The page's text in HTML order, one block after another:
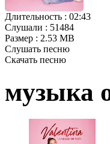
Длительность : 02:43
Слушали : 51484
Размер : 2.53 MB
Слушать песню
Скачать песню
музыка